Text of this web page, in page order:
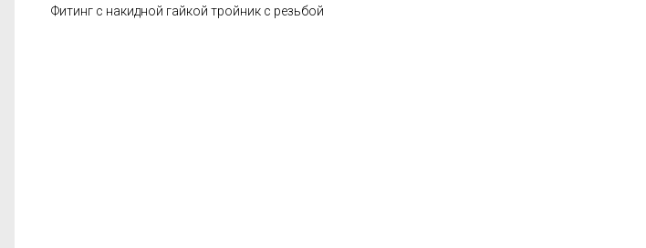
Фитинг c накидной гайкой тройник с резьбой